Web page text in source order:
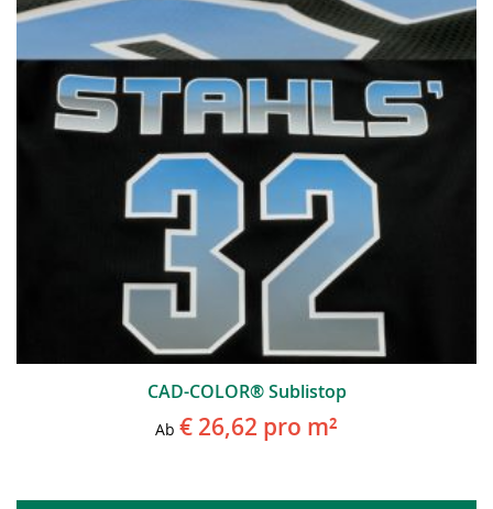
CAD-COLOR® Sublistop
Ab € 26,62 pro m²